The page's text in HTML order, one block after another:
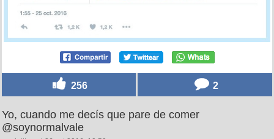
256 2
Yo, cuando me decís que pare de comer
@soynormalvale